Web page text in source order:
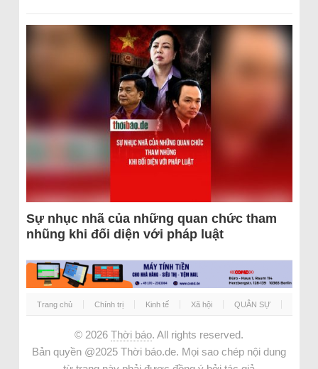
Sự nhục nhã của những quan chức tham
nhũng khi đối diện với pháp luật
Trang chủ Chính trị Kinh tế Xã hội QUÂN SỰ
© 2026 Thời báo. All rights reserved.
Bản quyền @2025 Thời báo.de. Mọi sao chép nội dung